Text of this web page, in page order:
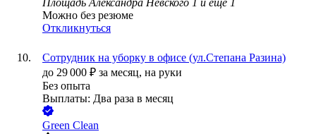
Площадь Александра Невского 1 и еще 1
Можно без резюме
Откликнуться
Сотрудник на уборку в офисе (ул.Степана Разина)
до 29 000 ₽ за месяц, на руки
Без опыта
Выплаты: Два раза в месяц
Green Clean